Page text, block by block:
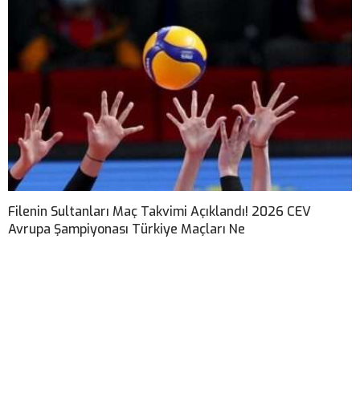
Filenin Sultanları Maç Takvimi Açıklandı! 2026 CEV
Avrupa Şampiyonası Türkiye Maçları Ne